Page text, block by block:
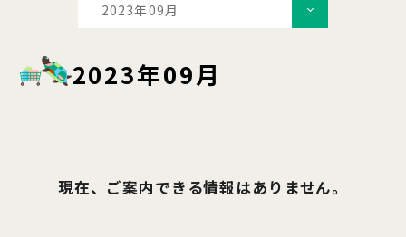
2023年09月
2023年09月
現在、ご案内できる情報はありません。